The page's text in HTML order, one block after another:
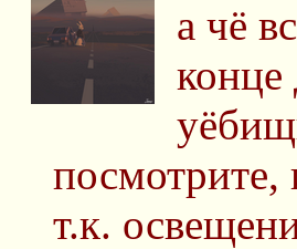
а чё
конце
т.к.